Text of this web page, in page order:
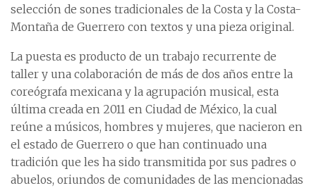
selección de sones tradicionales de la Costa y la Costa-
Montaña de Guerrero con textos y una pieza original.
La puesta es producto de un trabajo recurrente de
taller y una colaboración de más de dos años entre la
coreógrafa mexicana y la agrupación musical, esta
última creada en 2011 en Ciudad de México, la cual
reúne a músicos, hombres y mujeres, que nacieron en
el estado de Guerrero o que han continuado una
tradición que les ha sido transmitida por sus padres o
abuelos, oriundos de comunidades de las mencionadas